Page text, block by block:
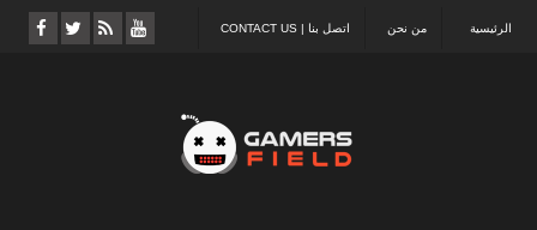
اتصل بنا | CONTACT US من نحن الرئيسية